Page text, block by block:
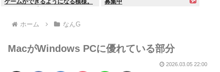
ゲームができるようになる模様。
募集中
ホーム なんG
MacがWindows PCに優れている部分
2026.03.05 22:00